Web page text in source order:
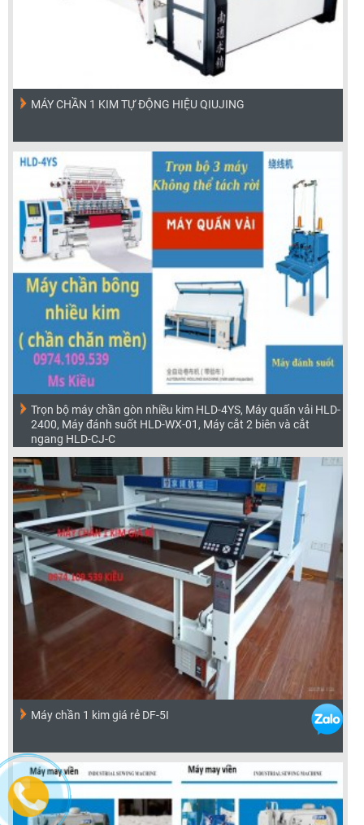
MÁY CHẦN 1 KIM TỰ ĐỘNG HIỆU QIUJING
Trọn bộ máy chần gòn nhiều kim HLD-4YS, Máy quấn vải HLD-
2400, Máy đánh suốt HLD-WX-01, Máy cắt 2 biên và cắt
ngang HLD-CJ-C
Máy chần 1 kim giá rẻ DF-5I